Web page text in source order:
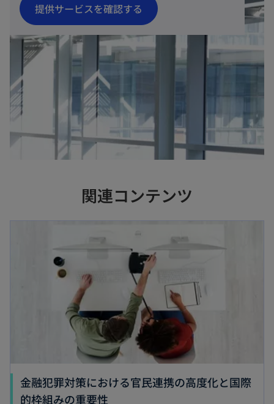
提供サービスを確認する
新
し
ブ
で
開
関連コンテンツ
金融犯罪対策における官民連携の高度化と国際
的枠組みの重要性